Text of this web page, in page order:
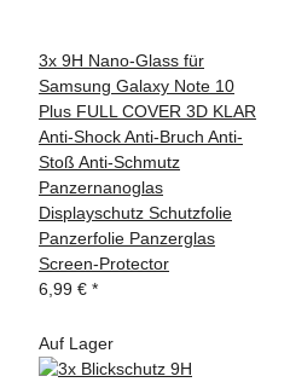
3x 9H Nano-Glass für
Samsung Galaxy Note 10
Plus FULL COVER 3D KLAR
Anti-Shock Anti-Bruch Anti-
Stoß Anti-Schmutz
Panzernanoglas
Displayschutz Schutzfolie
Panzerfolie Panzerglas
Screen-Protector
6,99 € *
Auf Lager